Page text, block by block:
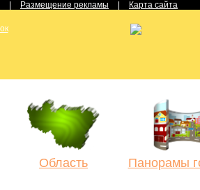
Размещение рекламы Карта сайта
Область Панорамы